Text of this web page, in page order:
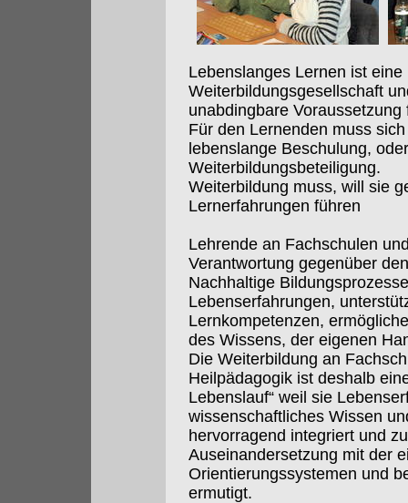
Lebenslanges Lernen ist
Weiterbildungsgesellschaft
unabdingbare
Für den Lernenden muss
lebenslange Beschulung,
Weiterbildungsbeteiligung.
Weiterbildung muss, will sie
Lernerfahrungen führen
Lehrende an Fachschulen
Verantwortung gegenüber
Nachhaltige
Lebenserfahrungen,
Lernkompetenzen,
des Wissens, der eigenen
Die Weiterbildung an
Heilpädagogik ist deshalb
Lebenslauf“ weil sie
wissenschaftliches Wissen
hervorragend integriert und
Auseinandersetzung mit der
Orientierungssystemen und
ermutigt.